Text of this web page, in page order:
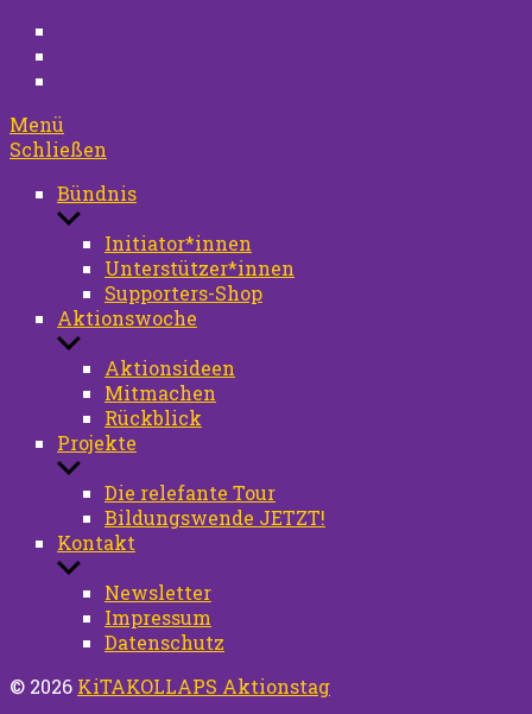
Menü
Schließen
Bündnis
Untermenü
anzeigenInitiator*innen
Unterstützer*innen
Supporters-Shop
Aktionswoche
Untermenü
anzeigenAktionsideen
Mitmachen
Rückblick
Projekte
Untermenü
anzeigenDie relefante Tour
Bildungswende JETZT!
Kontakt
Untermenü
anzeigenNewsletter
Impressum
Datenschutz
© 2026 KiTAKOLLAPS Aktionstag